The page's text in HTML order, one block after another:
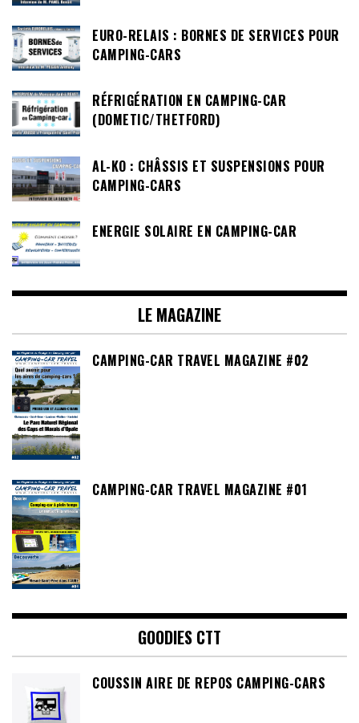
EURO-RELAIS : BORNES DE SERVICES POUR
CAMPING-CARS
RÉFRIGÉRATION EN CAMPING-CAR
(DOMETIC/THETFORD)
AL-KO : CHÂSSIS ET SUSPENSIONS POUR
CAMPING-CARS
ENERGIE SOLAIRE EN CAMPING-CAR
LE MAGAZINE
CAMPING-CAR TRAVEL MAGAZINE #02
CAMPING-CAR TRAVEL MAGAZINE #01
GOODIES CTT
COUSSIN AIRE DE REPOS CAMPING-CARS